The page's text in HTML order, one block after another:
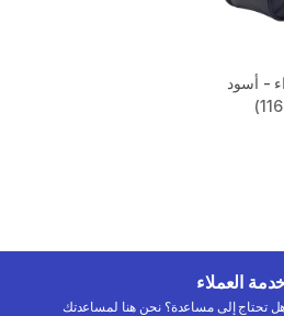
- أسود
العملاء
تحتاج إلى مساعدة؟ نحن هنا لمساعدتك